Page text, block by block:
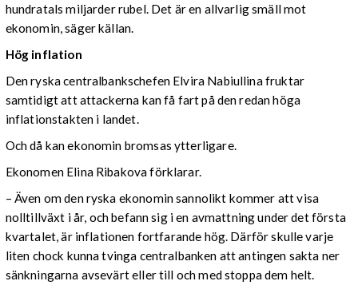
hundratals miljarder rubel. Det är en allvarlig smäll mot
ekonomin, säger källan.
Hög inflation
Den ryska centralbankschefen Elvira Nabiullina fruktar
samtidigt att attackerna kan få fart på den redan höga
inflationstakten i landet.
Och då kan ekonomin bromsas ytterligare.
Ekonomen Elina Ribakova förklarar.
– Även om den ryska ekonomin sannolikt kommer att visa
nolltillväxt i år, och befann sig i en avmattning under det första
kvartalet, är inflationen fortfarande hög. Därför skulle varje
liten chock kunna tvinga centralbanken att antingen sakta ner
sänkningarna avsevärt eller till och med stoppa dem helt.